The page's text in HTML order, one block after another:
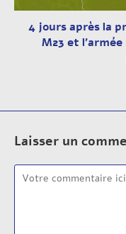
4 jours après la
M23 et
Laisser un